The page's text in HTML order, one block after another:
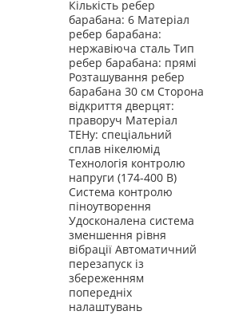
Кількість ребер
барабана: 6 Матеріал
ребер барабана:
нержавіюча сталь Тип
ребер барабана: прямі
Розташування ребер
барабана 30 см Сторона
відкриття дверцят:
праворуч Матеріал
ТЕНу: спеціальний
сплав нікелюмід
Технологія контролю
напруги (174-400 В)
Система контролю
піноутворення
Удосконалена система
зменшення рівня
вібрації Автоматичний
перезапуск із
збереженням
попередніх
налаштувань